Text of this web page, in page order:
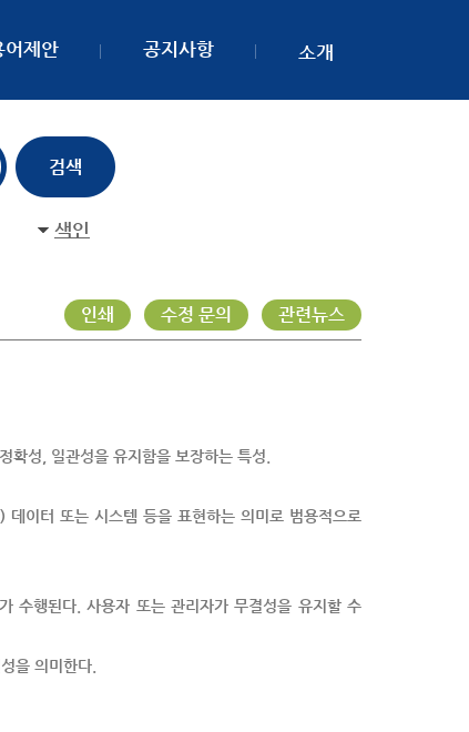
어제안 공지사항 소개
색인
인쇄 수정 문의 관련뉴스
확성, 일관성을 유지함을 보장하는 특성.
이터 또는 시스템 등을 표현하는 의미로 범용적으로
수행된다. 사용자 또는 관리자가 무결성을 유지할 수
을 의미한다.